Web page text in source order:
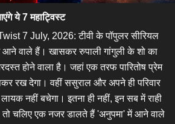
ये 7 महाट्विस्ट
7 July, 2026: टीवी के पॉपुलर सीरियल
आने वाले हैं। खासकर रुपाली गांगुली के शो का
होने वाला है। जहां एक तरफ पारितोष प्रेम
रख देगा। वहीं ससुराल और अपने ही परिवार
नहीं बचेगा। इतना ही नहीं, इन सब में राही
तो चलिए एक नजर डालते हैं 'अनुपमा' में आने वाले